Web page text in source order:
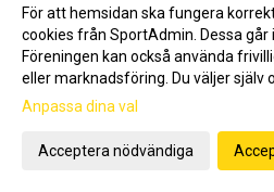
Helsingborgs IF - IFK Norrköping
IFK-auktion IDAG 11.00
IFK vs Österlens FF
IFK vs FC Rosengård
Månadsbrev April
För att hemsidan ska fungera
cookies från SportAdmin. Dessa går
Föreningen kan också använda
eller marknadsföring. Du väljer själv
Anpassa dina val
Acceptera nödvändiga